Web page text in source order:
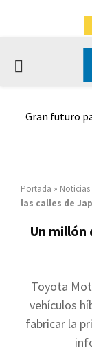
PRIMARY
Gran futuro
Portada » Noticias
las calles de
Un millón
Toyota
vehículos
fabricar la